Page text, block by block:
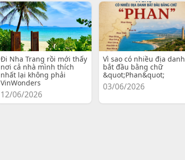
Đi Nha Trang rồi mới thấy
nơi cả nhà mình thích
nhất lại không phải
VinWonders
12/06/2026
Vì sao có nhiều địa danh
bắt đầu bằng chữ
&quot;Phan&quot;
03/06/2026